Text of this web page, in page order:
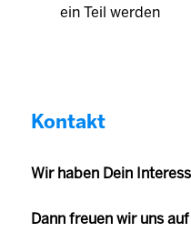
ein Teil werden
Kontakt
Wir haben Dein
Dann freuen wir uns